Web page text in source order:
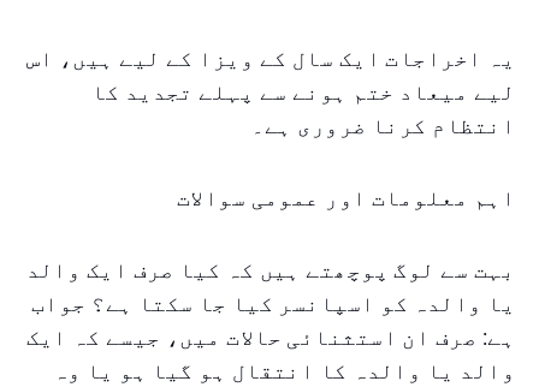
یہ اخراجات ایک سال کے ویزا کے لیے ہیں، اس
لیے میعاد ختم ہونے سے پہلے تجدید کا
انتظام کرنا ضروری ہے۔
اہم معلومات اور عمومی سوالات
بہت سے لوگ پوچھتے ہیں کہ کیا صرف ایک والد
یا والدہ کو اسپانسر کیا جا سکتا ہے؟ جواب
ہے: صرف ان استثنائی حالات میں، جیسے کہ ایک
والد یا والدہ کا انتقال ہو گیا ہو یا وہ